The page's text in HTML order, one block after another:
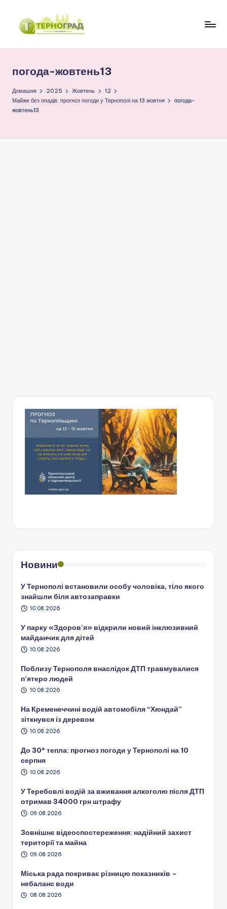
Перейти
р
н
о
погода-жовтень13
Домашня 2025 Жовтень
12
Майже без опадів: прогноз погоди у Тернополі на 13 жовтня
погода-
жовтень13
Новини
У Тернополі встановили особу чоловіка, тіло якого
знайшли біля автозаправки
10.08.2026
У парку «Здоров’я» відкрили новий інклюзивний
майданчик для дітей
10.08.2026
Поблизу Тернополя внаслідок ДТП травмувалися
п’ятеро людей
10.08.2026
На Кременеччині водій автомобіля “Хюндай”
зіткнувся із деревом
10.08.2026
До 30° тепла: прогноз погоди у Тернополі на 10
серпня
10.08.2026
У Теребовлі водій за вживання алкоголю після ДТП
отримав 34000 грн штрафу
09.08.2026
Зовнішнє відеоспостереження: надійний захист
території та майна
09.08.2026
Міська рада покриває різницю показників –
небаланс води
08.08.2026